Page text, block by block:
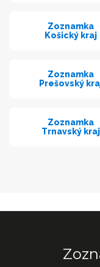
Zoznamka
Košický kraj
Zoznamka
Prešovský
Zoznamka
Trnavský kraj